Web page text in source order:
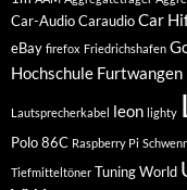
Car-AudioCaraudioCar
eBay firefox Friedrichshafen
Hochschule Furtwangen
Lautsprecherkabel leon lighty
Polo 86C Raspberry Pi
Tiefmitteltöner Tuning World